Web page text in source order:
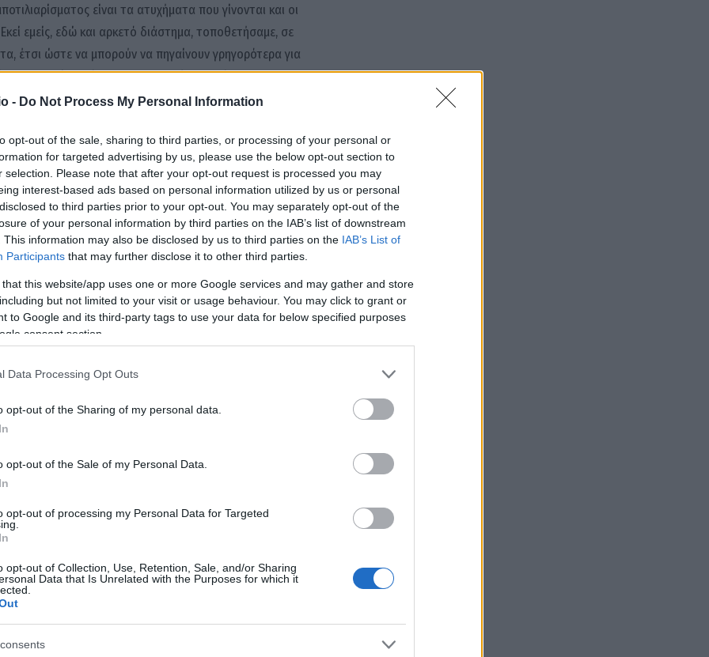
- Do Not Process My Personal Information
opt-out of the sale, sharing to third parties, or processing of your personal or
for targeted advertising by us, please use the below opt-out section to
selection. Please note that after your opt-out request is processed you may
interest-based ads based on personal information utilized by us or personal
to third parties prior to your opt-out. You may separately opt-out of the
of your personal information by third parties on the IAB’s list of downstream
This information may also be disclosed by us to third parties on the IAB’s List of
Participants that may further disclose it to other third parties.
that this website/app uses one or more Google services and may gather and store
but not limited to your visit or usage behaviour. You may click to grant or
to Google and its third-party tags to use your data for below specified purposes
consent section.
Data Processing Opt Outs
opt-out of the Sharing of my personal data.
opt-out of the Sale of my Personal Data.
opt-out of processing my Personal Data for Targeted
opt-out of Collection, Use, Retention, Sale, and/or Sharing
Data that Is Unrelated with the Purposes for which it
είναι τα ατυχήματα που γίνονται και οι
εμείς, εδώ και αρκετό διάστημα, τοποθετήσαμε, σε
έτσι ώστε να μπορούν να πηγαίνουν γρηγορότερα για
μειωθεί ο χρόνος της καθυστέρησης, όχι να
λύσεις. Αν πρέπει να συζητήσουμε και με άλλους φορείς
για να ληφθούν κάποια μέτρα, όπως
ώρες μη κυκλοφορίας, ώστε να ρυθμίζεται με ένα
και επίσης δεν είχε αποδώσει, είχε σκοντάψει
το ζήτημα, μακάρι να ήταν μόνο ζήτημα
Δεν είναι εύκολο, γιατί ο Κηφισός είναι μία
τα δυτικά προάστια, με το λιμάνι, με τις αγορές στον
και τροχονόμους στους δρόμους έχουμε και με το
τις προδιαγραφές και την ομάδα εργασίας και
να γίνει, σε ό,τι αφορά ζητήματα που αφορούν την
πολίτες, το σχεδιάζουμε, το ενισχύουμε,
σε σημεία της Αθήνας και για πολλή
ξεκινήσει απέναντι σε συγκεκριμένες παραβιάσεις του
είτε είναι το κόκκινο, είτε είναι η
να έχουν και συνέπειες για την ανθρώπινη ζωή. Το
στο πεδίο των αρμοδιοτήτων του με τον καλύτερο
στο Νέο Ηράκλειο
είναι η εσωτερική της αστυνομίας, όπου η θέση των
εμπλοκή και επαφή στον τραυματισμό της 16χρονης και